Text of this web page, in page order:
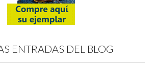
ENTRADAS DEL BLOG